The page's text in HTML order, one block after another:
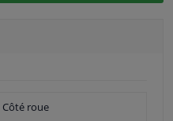
Côté roue